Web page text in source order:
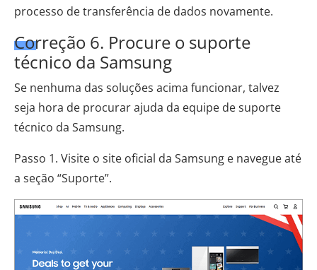
processo de transferência de dados novamente.
Correção 6. Procure o suporte
técnico da Samsung
Se nenhuma das soluções acima funcionar, talvez
seja hora de procurar ajuda da equipe de suporte
técnico da Samsung.
Passo 1. Visite o site oficial da Samsung e navegue até
a seção “Suporte”.